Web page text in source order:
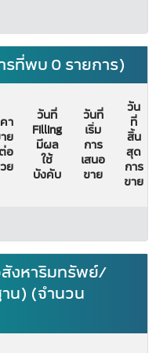
รที่พบ 0 รายการ)
า
ย
ต่อ
ย
วันที่
Filling
มีผล
ใช้
บังคับ
วันที่
เริ่ม
การ
เสนอ
ขาย
วัน
ที่
สิ้น
สุด
การ
ขาย
งหาริมทรัพย์/
น) (จำนวน